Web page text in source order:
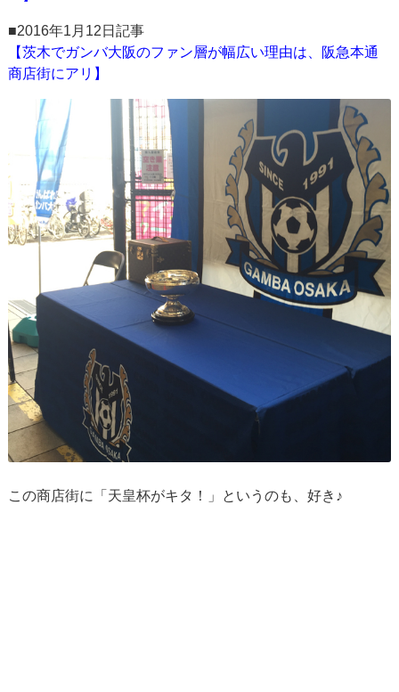
■2016年1月12日記事
【茨木でガンバ大阪のファン層が幅広い理由は、阪急本通
商店街にアリ】
この商店街に「天皇杯がキタ！」というのも、好き♪